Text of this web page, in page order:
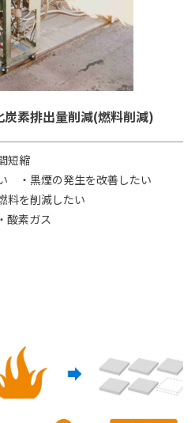
素排出量削減(燃料削減)
短縮
・黒煙の発生を改善したい
料を削減したい
・酸素ガス